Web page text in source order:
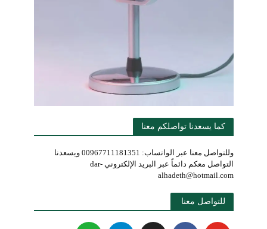
كما يسعدنا تواصلكم معنا
وللتواصل معنا عبر الواتساب: 00967711181351 ويسعدنا
التواصل معكم دائماً عبر البريد الإلكتروني dar-
alhadeth@hotmail.com
للتواصل معنا